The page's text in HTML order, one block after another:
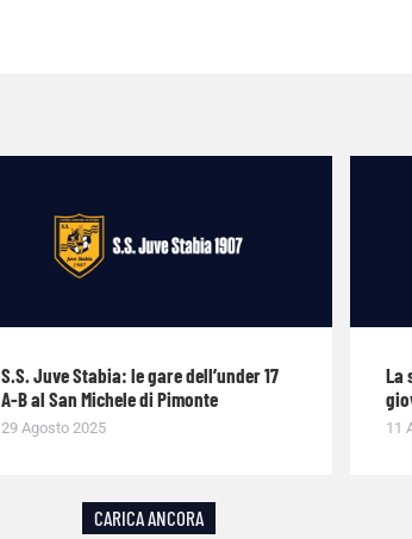
S.S. Juve Stabia: le gare dell’under 17
A-B al San Michele di Pimonte
29 Agosto 2025
La
11
CARICA ANCORA